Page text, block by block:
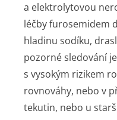
a elektrolytovou
léčby furosemidem
hladinu sodíku,
pozorné sledování
s vysokým rizikem
rovnováhy, nebo v
tekutin, nebo u